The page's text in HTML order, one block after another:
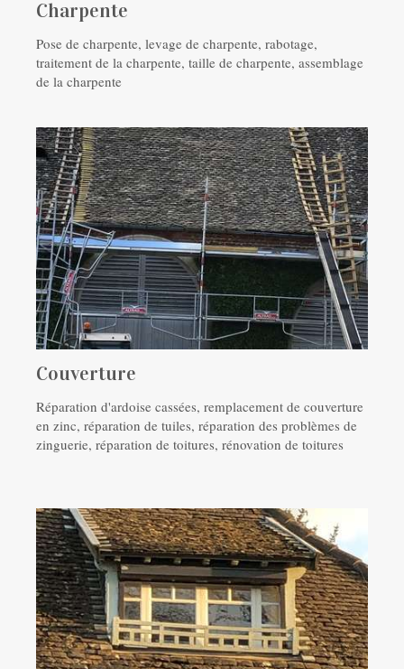
Charpente
Pose de charpente, levage de charpente, rabotage,
traitement de la charpente, taille de charpente, assemblage
de la charpente
Couverture
Réparation d'ardoise cassées, remplacement de couverture
en zinc, réparation de tuiles, réparation des problèmes de
zinguerie, réparation de toitures, rénovation de toitures